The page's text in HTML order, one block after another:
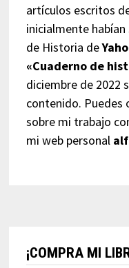
artículos escritos
inicialmente
de Historia de
«Cuaderno de
diciembre de 2022
contenido. Puedes
sobre mi trabajo
mi web personal
¡COMPRA MI